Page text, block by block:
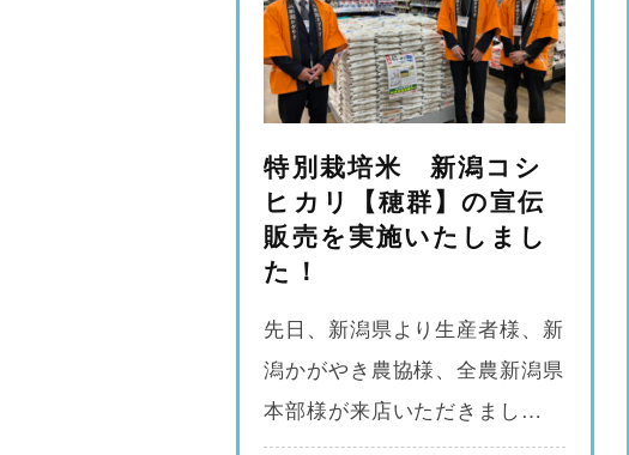
プライバシーポリシー特別栽培米 新潟コシ
ヒカリ【穂群】の宣伝
販売を実施いたしまし
た！
先日、新潟県より生産者様、新
潟かがやき農協様、全農新潟県
本部様が来店いただきまし…